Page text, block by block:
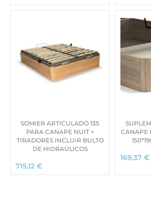
SOMIER ARTICULADO 135
PARA CANAPE NUIT +
TIRADORES INCLUIR BULTO
DE HIDRAÚLICOS
715,12 €
CANAPE
169,37 €